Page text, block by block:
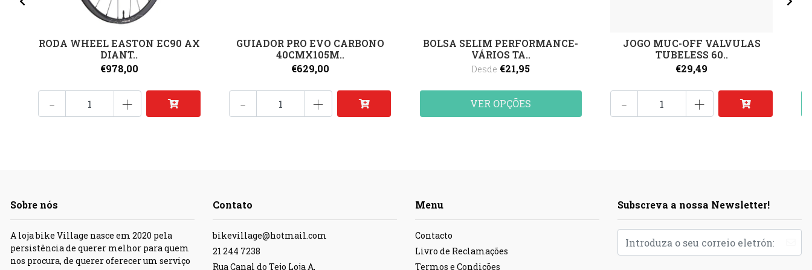
RODA WHEEL EASTON EC90 AX
DIANT..
€978,00
- +
GUIADOR PRO EVO CARBONO
40CMX105M..
€629,00
- +
BOLSA SELIM PERFORMANCE-
VÁRIOS TA..
Desde €21,95
VER OPÇÕES
JOGO MUC-OFF VALVULAS
TUBELESS 60..
€29,49
- +
Sobre nós
A loja bike Village nasce em 2020 pela
persistência de querer melhor para quem
nos procura, de querer oferecer um serviço
Contato
bikevillage@hotmail.com
21 244 7238
Rua Canal do Tejo Loja A,
Menu
Contacto
Livro de Reclamações
Termos e Condições
Subscreva a nossa Newsletter!